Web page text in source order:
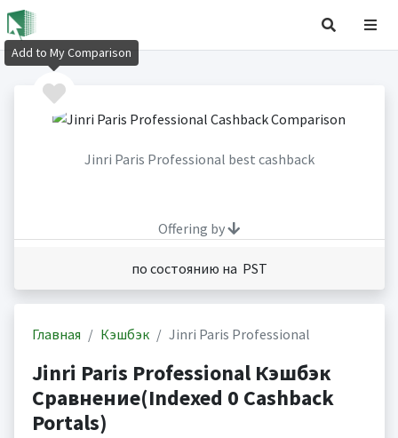
Jinri Paris Professional best cashback
Offering by
по состоянию на PST
Главная Кэшбэк Jinri Paris Professional
Jinri Paris Professional Кэшбэк
Сравнение(Indexed 0 Cashback
Portals)
Add to My Comparison